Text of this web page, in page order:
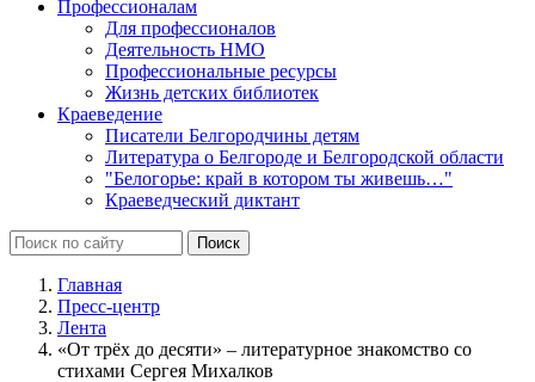
Профессионалам
Для профессионалов
Деятельность НМО
Профессиональные ресурсы
Жизнь детских библиотек
Краеведение
Писатели Белгородчины детям
Литература о Белгороде и Белгородской области
"Белогорье: край в котором ты живешь…"
Краеведческий диктант
Главная
Пресс-центр
Лента
«От трёх до десяти» – литературное знакомство со
стихами Сергея Михалков